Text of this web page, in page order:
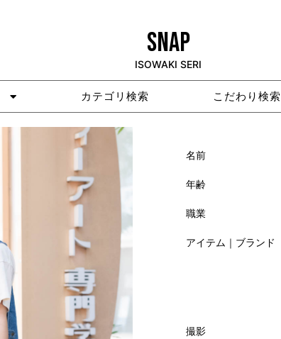
SNAP
ISOWAKI SERI
カテゴリ検索 こだわり検索
名前
年齢
職業
アイテム｜ブランド
撮影